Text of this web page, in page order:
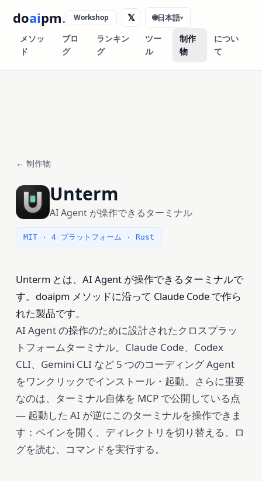
doaipm.
メソッ
ド
ブロ
グ
ランキン
グ
ツー
ル
制作
物
につい
て
Workshop 𝕏 🌐日本語▾
← 制作物
Unterm
AI Agent が操作できるターミナル
MIT · 4 プラットフォーム · Rust
Unterm とは、AI Agent が操作できるターミナルで
す。doaipm メソッドに沿って Claude Code で作ら
れた製品です。
AI Agent の操作のために設計されたクロスプラッ
トフォームターミナル。Claude Code、Codex
CLI、Gemini CLI など 5 つのコーディング Agent
をワンクリックでインストール・起動。さらに重要
なのは、ターミナル自体を MCP で公開している点
— 起動した AI が逆にこのターミナルを操作できま
す：ペインを開く、ディレクトリを切り替える、ロ
グを読む、コマンドを実行する。